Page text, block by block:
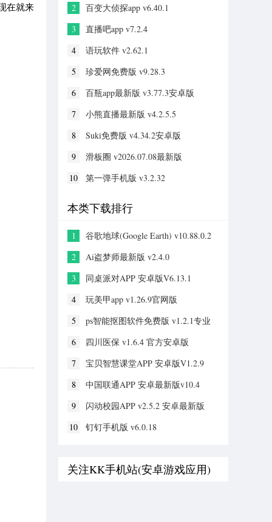
在就来
2
百变大侦探app v6.40.1
3
直播吧app v7.2.4
4
语玩软件 v2.62.1
5
珍爱网免费版 v9.28.3
6
百瓶app最新版 v3.77.3安卓版
7
小熊直播最新版 v4.2.5.5
8
Suki免费版 v4.34.2安卓版
9
滑板圈 v2026.07.08最新版
10
第一弹手机版 v3.2.32
本类下载排行
1
谷歌地球(Google Earth) v10.88.0.2
2
Ai盗梦师最新版 v2.4.0
3
同桌派对APP 安卓版V6.13.1
4
玩美甲app v1.26.9官网版
5
ps智能抠图软件免费版 v1.2.1专业
6
四川医保 v1.6.4 官方安卓版
7
宝贝智慧课堂APP 安卓版V1.2.9
8
中国联通APP 安卓最新版v10.4
9
闪动校园APP v2.5.2 安卓最新版
10
钉钉手机版 v6.0.18
关注KK手机站(安卓游戏应用)